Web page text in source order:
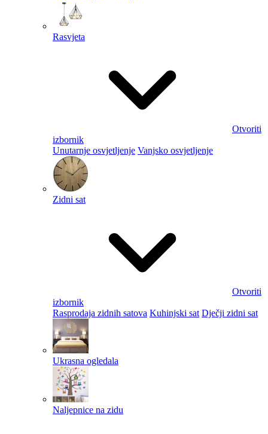
Rasvjeta
Otvoriti
izbornik
Unutarnje osvjetljenje Vanjsko osvjetljenje
Zidni sat
Otvoriti
izbornik
Rasprodaja zidnih satova Kuhinjski sat Dječji zidni sat
Ukrasna ogledala
Naljepnice na zidu